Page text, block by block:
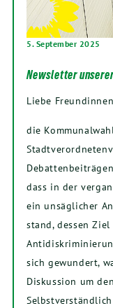
5. September 2025
Newsletter
Liebe
die
dass in der
ein unsäglicher
stand, dessen
sich gewundert,
Diskussion um